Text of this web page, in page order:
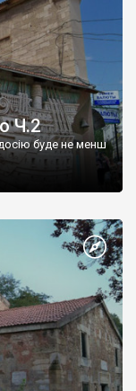
Ч.2
буде не менш